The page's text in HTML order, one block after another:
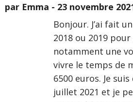
par Emma - 23 novembre
Bonjour. J’ai fait
2018 ou 2019 pour
notamment une
vivre le temps de
6500 euros. Je
juillet 2021 et je